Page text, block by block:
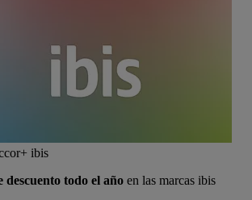
ibis
descuento todo el año en las marcas ibis